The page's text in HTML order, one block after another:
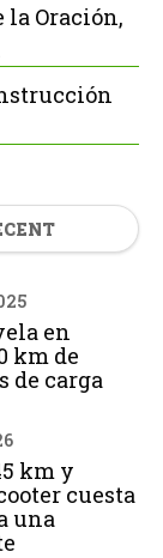
la Oración,
en
km de
de carga
km y
cuesta
una